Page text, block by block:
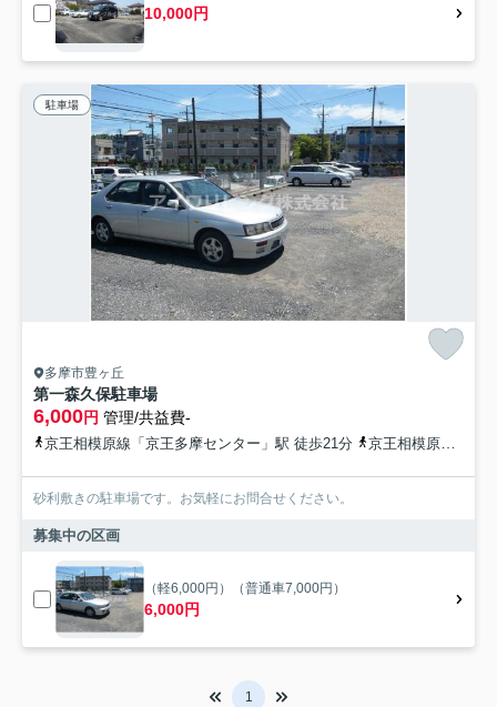
10,000円
駐車場
多摩市豊ヶ丘
第一森久保駐車場
6,000円 管理/共益費-
京王相模原線「京王多摩センター」駅 徒歩21分 京王相模原線「京王永山」駅 徒歩21分
砂利敷きの駐車場です。お気軽にお問合せください。
募集中の区画
（軽6,000円）（普通車7,000円）
6,000円
1